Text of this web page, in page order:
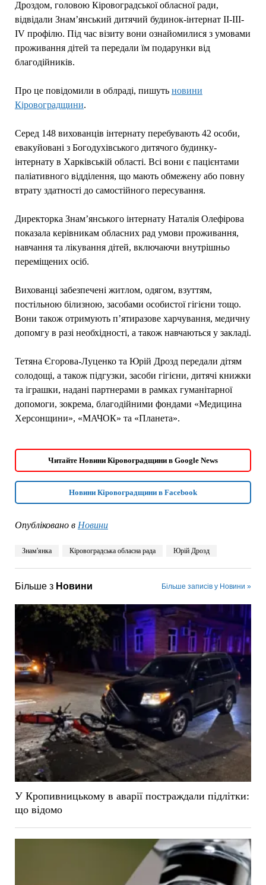
Дроздом, головою Кіровоградської обласної ради,
відвідали Знам’янський дитячий будинок-інтернат ІI-III-
IV профілю. Під час візиту вони ознайомилися з умовами
проживання дітей та передали їм подарунки від
благодійників.
Про це повідомили в облраді, пишуть новини
Кіровоградщини.
Серед 148 вихованців інтернату перебувають 42 особи,
евакуйовані з Богодухівського дитячого будинку-
інтернату в Харківській області. Всі вони є пацієнтами
паліативного відділення, що мають обмежену або повну
втрату здатності до самостійного пересування.
Директорка Знам’янського інтернату Наталія Олефірова
показала керівникам обласних рад умови проживання,
навчання та лікування дітей, включаючи внутрішньо
переміщених осіб.
Вихованці забезпечені житлом, одягом, взуттям,
постільною білизною, засобами особистої гігієни тощо.
Вони також отримують п’ятиразове харчування, медичну
допомгу в разі необхідності, а також навчаються у закладі.
Тетяна Єгорова-Луценко та Юрій Дрозд передали дітям
солодощі, а також підгузки, засоби гігієни, дитячі книжки
та іграшки, надані партнерами в рамках гуманітарної
допомоги, зокрема, благодійними фондами «Медицина
Херсонщини», «МАЧОК» та «Планета».
Читайте Новини Кіровоградщини в Google News
Новини Кіровоградщини в Facebook
Опубліковано в Новини
Знам'янка Кіровоградська обласна рада Юрій Дрозд
Більше з Новини Більше записів у Новини »
У Кропивницькому в аварії постраждали підлітки:
що відомо